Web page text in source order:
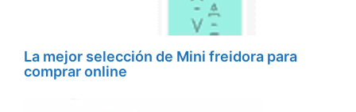
La mejor selección de Mini freidora para
comprar online